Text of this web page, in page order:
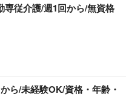
専従介護/週1回から/無資格
ら/未経験OK/資格・年齢・